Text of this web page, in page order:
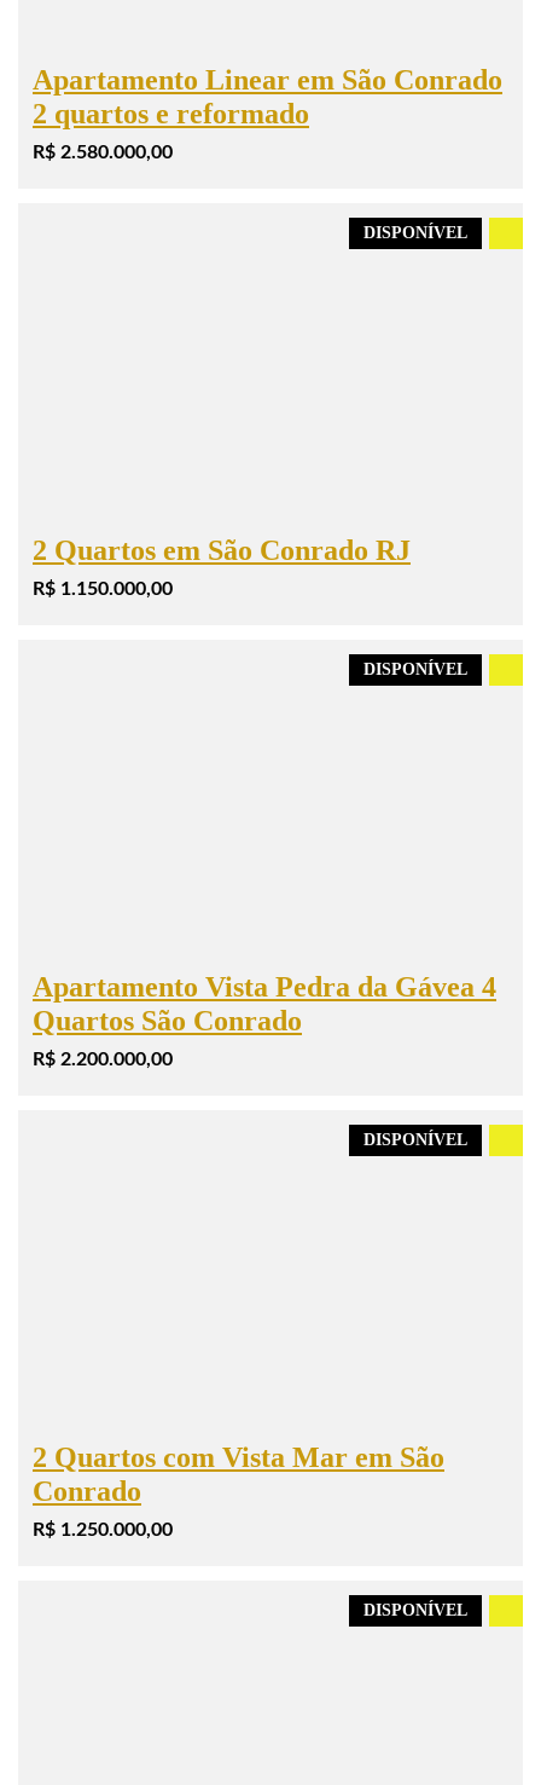
Apartamento Linear em São Conrado
2 quartos e reformado
R$ 2.580.000,00
DISPONÍVEL
2 Quartos em São Conrado RJ
R$ 1.150.000,00
DISPONÍVEL
Apartamento Vista Pedra da Gávea 4
Quartos São Conrado
R$ 2.200.000,00
DISPONÍVEL
2 Quartos com Vista Mar em São
Conrado
R$ 1.250.000,00
DISPONÍVEL